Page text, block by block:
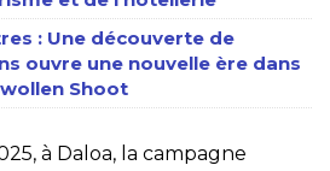
: Une découverte de
ouvre une nouvelle ère dans
Shoot
à Daloa, la campagne